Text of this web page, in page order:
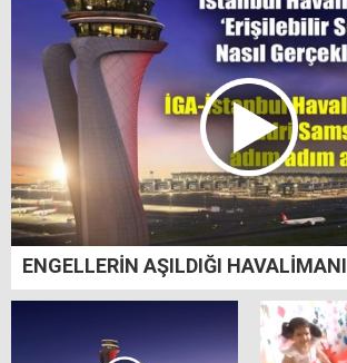
ENGELLERİN AŞILDIĞI HAVALİMANI